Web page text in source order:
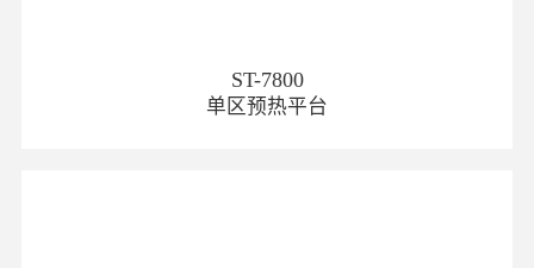
ST-7800
单区预热平台